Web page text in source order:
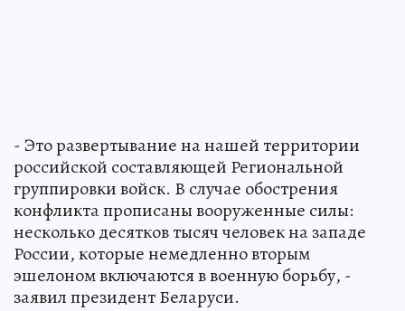
- Это развертывание на нашей территории
российской составляющей Региональной
группировки войск. В случае обострения
конфликта прописаны вооруженные силы:
несколько десятков тысяч человек на западе
России, которые немедленно вторым
эшелоном включаются в военную борьбу, -
заявил президент Беларуси.